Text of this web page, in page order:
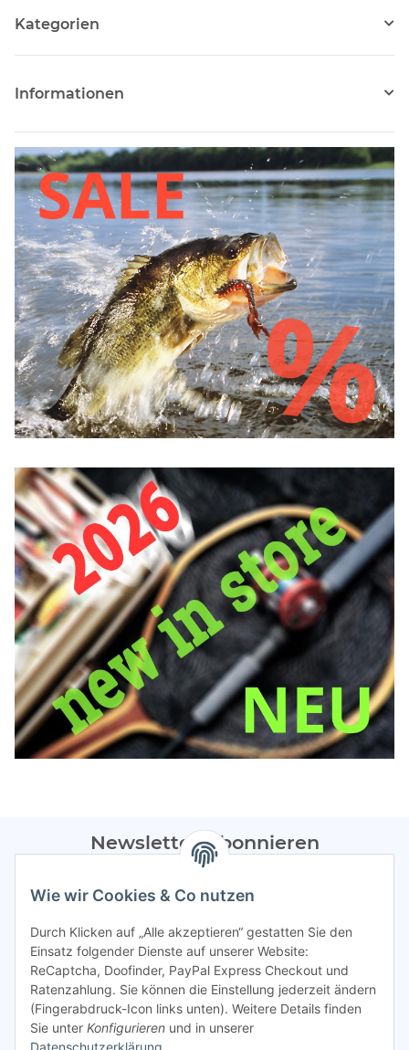
Kategorien
Informationen
Newsletter Abonnieren
Bitte sendet mir entsprechend eurer
regelmäßig Infos zu euren Aktionen per E-Mail zu.
Abonnieren
Spamschutz aktiv
Gesetzliche Informationen
Wie wir Cookies & Co nutzen
Durch Klicken auf „Alle akzeptieren“ gestatten Sie den
Einsatz folgender Dienste auf unserer Website:
ReCaptcha, Doofinder, PayPal Express Checkout und
Ratenzahlung. Sie können die Einstellung jederzeit ändern
(Fingerabdruck-Icon links unten). Weitere Details finden
Sie unter Konfigurieren und in unserer